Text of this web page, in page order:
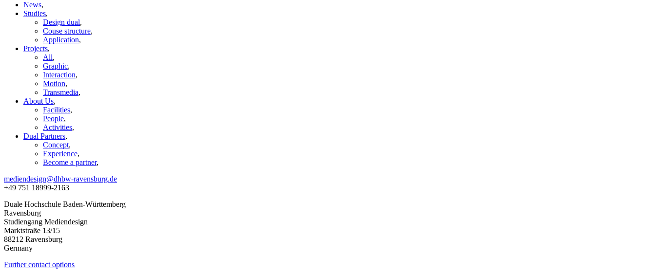
News,
Studies,
Design dual,
Couse structure,
Application,
Projects,
All,
Graphic,
Interaction,
Motion,
Transmedia,
About Us,
Facilities,
People,
Activities,
Dual Partners,
Concept,
Experience,
Become a partner,
mediendesign@dhbw-ravensburg.de
+49 751 18999-2163
Duale Hochschule Baden-Württemberg
Ravensburg
Studiengang Mediendesign
Marktstraße 13/15
88212 Ravensburg
Germany
Further contact options